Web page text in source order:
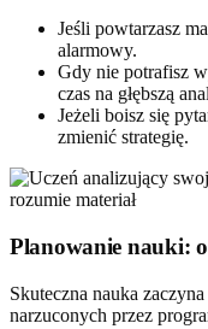
Jeśli powtarzasz
alarmowy.
Gdy nie potrafisz
czas na głębszą
Jeżeli boisz się
zmienić strategię.
Planowanie nauki:
Skuteczna nauka
narzuconych przez